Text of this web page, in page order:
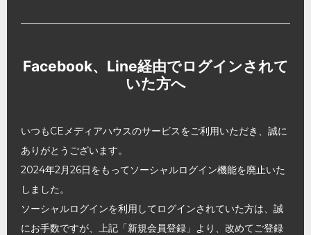
Facebook、Line経由でログインされて
いた方へ
いつもCEメディアハウスのサービスをご利用いただき、誠に
ありがとうございます。
2024年2月26日をもってソーシャルログイン機能を廃止いた
しました。
ソーシャルログインを利用してログインされていた方は、誠
にお手数ですが、上記「新規会員登録」より、改めてご登録